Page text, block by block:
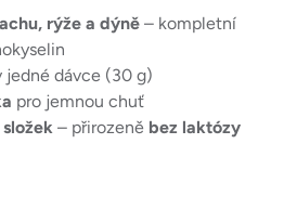
rýže a dýně – kompletní
jedné dávce (30 g)
pro jemnou chuť
– přirozeně bez laktózy